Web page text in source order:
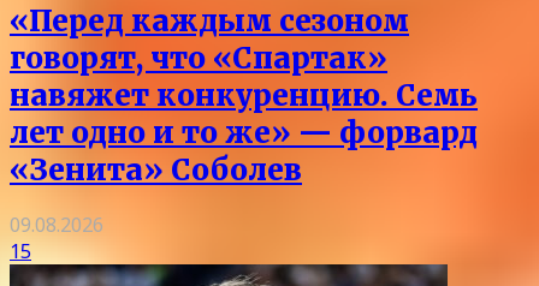
«Перед каждым сезоном
говорят, что «Спартак»
навяжет конкуренцию. Семь
лет одно и то же» — форвард
«Зенита» Соболев
09.08.2026
15